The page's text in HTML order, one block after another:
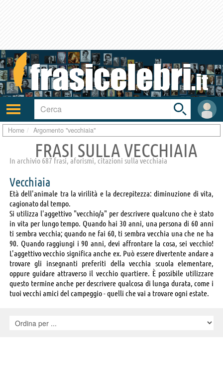
Attiva/disattiva
navigazione
User
area
Toggle
search
bar
Home Argomento "vecchiaia"
FRASI SULLA VECCHIAIA
In archivio 687 frasi, aforismi, citazioni sulla vecchiaia
Vecchiaia
Età dell'animale tra la virilità e la decrepitezza: diminuzione di vita,
cagionato dal tempo.
Si utilizza l'aggettivo "vecchio/a" per descrivere qualcuno che è stato
in vita per lungo tempo. Quando hai 30 anni, una persona di 60 anni
ti sembra vecchia; quando ne fai 60, ti sembra vecchia una che ne ha
90. Quando raggiungi i 90 anni, devi affrontare la cosa, sei vecchio!
L'aggettivo vecchio significa anche ex. Può essere divertente andare a
trovare gli insegnanti preferiti della vecchia scuola elementare,
oppure guidare attraverso il vecchio quartiere. È possibile utilizzare
questo termine anche per descrivere qualcosa di lunga durata, come i
tuoi vecchi amici del campeggio - quelli che vai a trovare ogni estate.